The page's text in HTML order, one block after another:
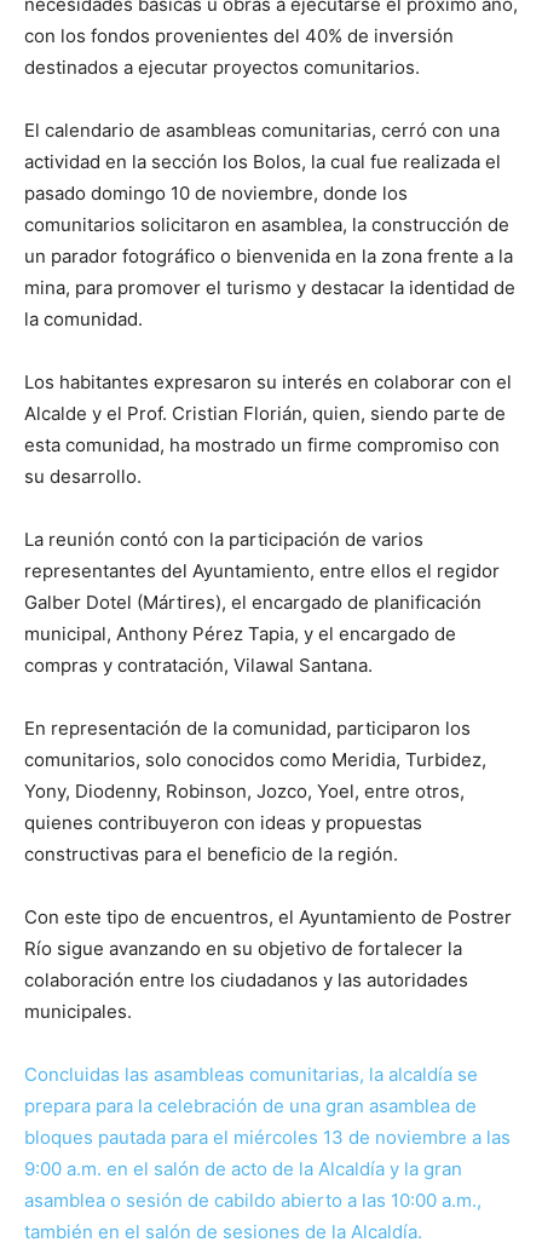
con los fondos provenientes del 40% de inversión
destinados a ejecutar proyectos comunitarios.
El calendario de asambleas comunitarias, cerró con una
actividad en la sección los Bolos, la cual fue realizada el
pasado domingo 10 de noviembre, donde los
comunitarios solicitaron en asamblea, la construcción de
un parador fotográfico o bienvenida en la zona frente a la
mina, para promover el turismo y destacar la identidad de
la comunidad.
Los habitantes expresaron su interés en colaborar con el
Alcalde y el Prof. Cristian Florián, quien, siendo parte de
esta comunidad, ha mostrado un firme compromiso con
su desarrollo.
La reunión contó con la participación de varios
representantes del Ayuntamiento, entre ellos el regidor
Galber Dotel (Mártires), el encargado de planificación
municipal, Anthony Pérez Tapia, y el encargado de
compras y contratación, Vilawal Santana.
En representación de la comunidad, participaron los
comunitarios, solo conocidos como Meridia, Turbidez,
Yony, Diodenny, Robinson, Jozco, Yoel, entre otros,
quienes contribuyeron con ideas y propuestas
constructivas para el beneficio de la región.
Con este tipo de encuentros, el Ayuntamiento de Postrer
Río sigue avanzando en su objetivo de fortalecer la
colaboración entre los ciudadanos y las autoridades
municipales.
Concluidas las asambleas comunitarias, la alcaldía se
prepara para la celebración de una gran asamblea de
bloques pautada para el miércoles 13 de noviembre a las
9:00 a.m. en el salón de acto de la Alcaldía y la gran
asamblea o sesión de cabildo abierto a las 10:00 a.m.,
también en el salón de sesiones de la Alcaldía.